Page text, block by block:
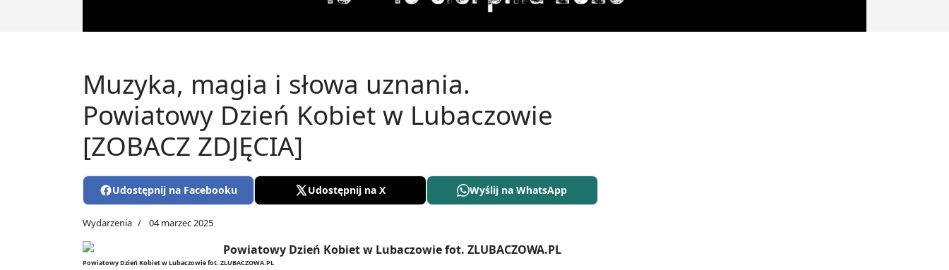
Muzyka, magia i słowa uznania.
Powiatowy Dzień Kobiet w Lubaczowie
[ZOBACZ ZDJĘCIA]
Udostępnij na Facebooku Udostępnij na X Wyślij na WhatsApp
Wydarzenia 04 marzec 2025
Powiatowy Dzień Kobiet w Lubaczowie fot. ZLUBACZOWA.PL